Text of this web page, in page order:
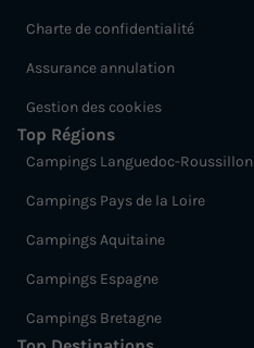
Charte de confidentialité
Assurance annulation
Gestion des cookies
Top Régions
Campings Languedoc-Roussillon
Campings Pays de la Loire
Campings Aquitaine
Campings Espagne
Campings Bretagne